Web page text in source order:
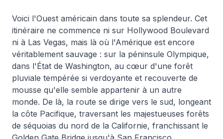
Voici l'Ouest américain dans toute sa splendeur. Cet
itinéraire ne commence ni sur Hollywood Boulevard
ni à Las Vegas, mais là où l'Amérique est encore
véritablement sauvage : sur la péninsule Olympique,
dans l'État de Washington, au cœur d'une forêt
pluviale tempérée si verdoyante et recouverte de
mousse qu'elle semble appartenir à un autre
monde. De là, la route se dirige vers le sud, longeant
la côte Pacifique, traversant les majestueuses forêts
de séquoias du nord de la Californie, franchissant le